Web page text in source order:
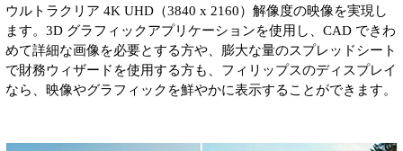
ウルトラクリア 4K UHD（3840 x 2160）解像度の映像を実現し
ます。3D グラフィックアプリケーションを使用し、CAD できわ
めて詳細な画像を必要とする方や、膨大な量のスプレッドシート
で財務ウィザードを使用する方も、フィリップスのディスプレイ
なら、映像やグラフィックを鮮やかに表示することができます。